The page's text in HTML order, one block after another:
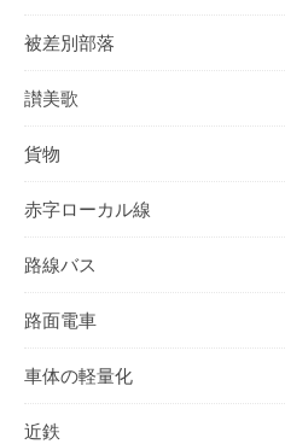
被差別部落
讃美歌
貨物
赤字ローカル線
路線バス
路面電車
車体の軽量化
近鉄